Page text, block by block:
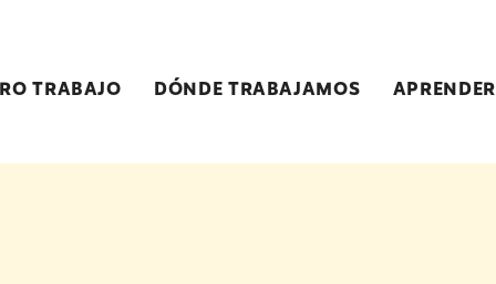
TRABAJO DÓNDE TRABAJAMOS APRENDER